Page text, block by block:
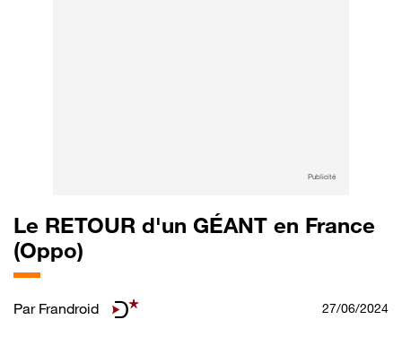
Publicité
Le RETOUR d'un GÉANT en France
(Oppo)
Par Frandroid 27/06/2024